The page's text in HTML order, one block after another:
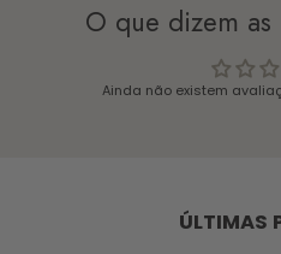
O que dizem as
Ainda não existem
ÚLTIMAS